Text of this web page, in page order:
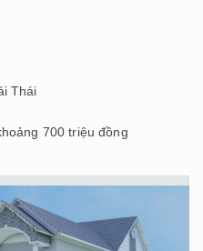
Thái
700 triệu đồng